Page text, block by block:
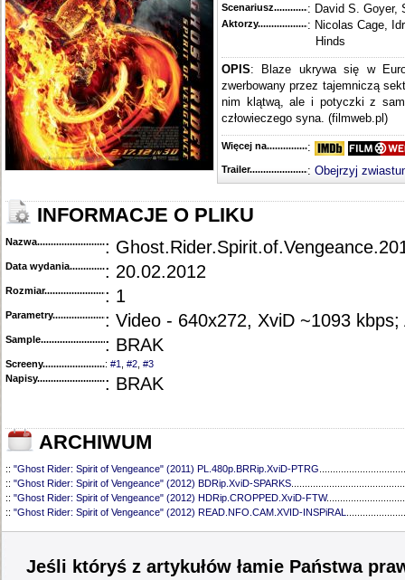
Scenariusz........................................
: David S. Goyer,
Aktorzy...........................................
: Nicolas Cage,
Hinds
OPIS: Blaze ukrywa się w
zwerbowany przez tajemniczą
nim klątwą, ale i potyczki z
człowieczego syna. (filmweb.pl)
Więcej na........................................
:
Trailer...........................................
: Obejrzyj
INFORMACJE O PLIKU
Nazwa.............................................
:
Data wydania......................................
: 20.02.2012
Rozmiar...........................................
: 1
Parametry.........................................: Video - 640x272, XviD ~1093
Sample............................................
: BRAK
Screeny...........................................
: #1 #2 #3
Napisy............................................
: BRAK
ARCHIWUM
:: "Ghost Rider: Spirit of Vengeance" (2011) PL.480p.BRRip.XviD-PTRG
:: "Ghost Rider: Spirit of Vengeance" (2012) BDRip.XviD-SPARKS
:: "Ghost Rider: Spirit of Vengeance" (2012) HDRip.CROPPED.XviD-FTW
:: "Ghost Rider: Spirit of Vengeance" (2012) READ.NFO.CAM.XVID-INSPiRAL
Jeśli któryś z artykułów łamie Państwa